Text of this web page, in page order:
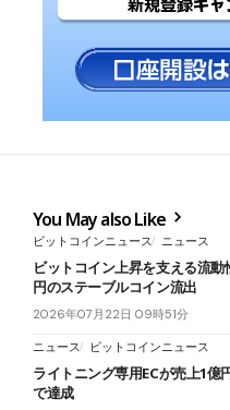
You May also Like
ビットコインニュース ニュース
ビットコイン上昇を支える流動
円のステーブルコイン流出
2026年07月22日 09時51分
ニュース ビットコインニュース
ライトニング専用ECが売上1
で達成